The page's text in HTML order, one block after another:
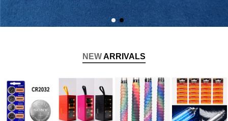
NEWARRIVALS